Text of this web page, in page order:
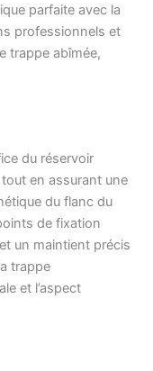
parfaite avec la
professionnels et
trappe abîmée,
du réservoir
en assurant une
du flanc du
de fixation
un maintient précis
trappe
et l’aspect